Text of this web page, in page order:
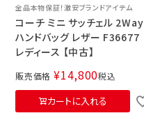
全品本物保証！激安ブランドアイテム
コーチ ミニ サッチェル 2Way
ハンドバッグ レザー F36677
レディース 【中古】
販売価格 ¥14,800税込
カートに入れる